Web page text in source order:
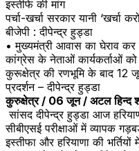
पर्चा-खर्चा सरकार यानी ‘खर्चा
बीजेपी : दीपेन्द्र हुड्डा
• मुख्यमंत्री आवास का घेराव
कांग्रेस के नेताओं कार्यकर्ताओं
कुरूक्षेत्र की रणभूमि के बाद 12
प्रदर्शन – दीपेन्द्र हुड्डा
कुरुक्षेत्र / 06 जून / अटल हिन्द
सांसद दीपेन्द्र हुड्डा आज
सीबीएसई परीक्षाओं में व्यापक
इस्तीफा और हरियाणा की